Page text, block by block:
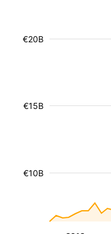
€10B
€15B
€20B